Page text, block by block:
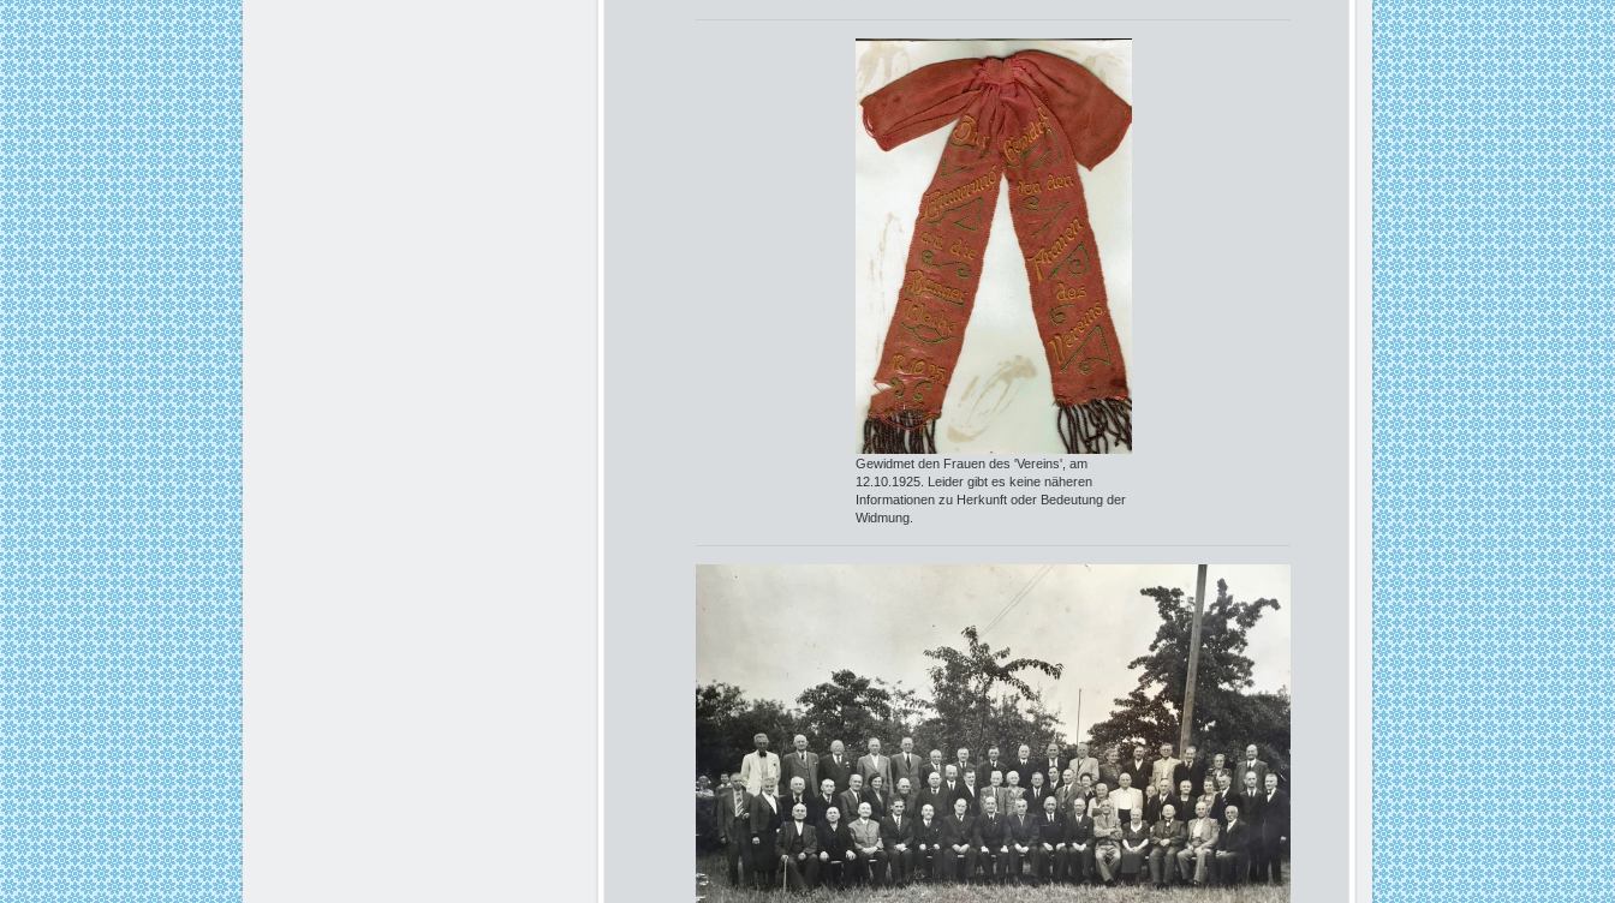
Gewidmet den Frauen des 'Vereins', am
12.10.1925. Leider gibt es keine näheren
Informationen zu Herkunft oder Bedeutung der
Widmung.